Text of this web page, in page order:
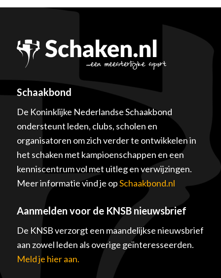
Schaakbond
De Koninklijke Nederlandse Schaakbond
ondersteunt leden, clubs, scholen en
organisatoren om zich verder te ontwikkelen in
het schaken met kampioenschappen en een
kenniscentrum vol met uitleg en verwijzingen.
Meer informatie vind je opSchaakbond.nl
Aanmelden voor de KNSB nieuwsbrief
De KNSB verzorgt een maandelijkse nieuwsbrief
aan zowel leden als overige geïnteresseerden.
Meld je hier aan.